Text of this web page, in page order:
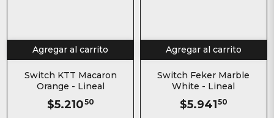
Agregar al carrito
Switch KTT Macaron
Orange - Lineal
$5.21050
Agregar al carrito
Switch Feker Marble
White - Lineal
$5.94150